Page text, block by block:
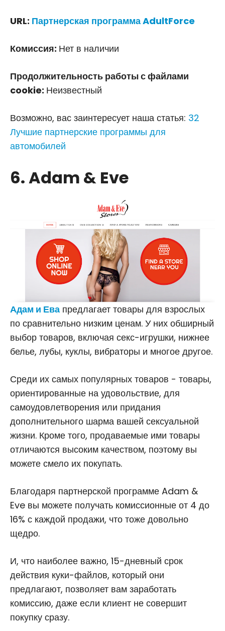
URL: Партнерская программа AdultForce
Комиссия: Нет в наличии
Продолжительность работы с файлами
cookie: Неизвестный
Возможно, вас заинтересует наша статья: 32
Лучшие партнерские программы для
автомобилей
6. Adam & Eve
Адам и Ева предлагает товары для взрослых
по сравнительно низким ценам. У них обширный
выбор товаров, включая секс-игрушки, нижнее
белье, лубы, куклы, вибраторы и многое другое.
Среди их самых популярных товаров - товары,
ориентированные на удовольствие, для
самоудовлетворения или придания
дополнительного шарма вашей сексуальной
жизни. Кроме того, продаваемые ими товары
отличаются высоким качеством, поэтому вы
можете смело их покупать.
Благодаря партнерской программе Adam &
Eve вы можете получать комиссионные от 4 до
16% с каждой продажи, что тоже довольно
щедро.
И, что наиболее важно, 15-дневный срок
действия куки-файлов, который они
предлагают, позволяет вам заработать
комиссию, даже если клиент не совершит
покупку сразу.